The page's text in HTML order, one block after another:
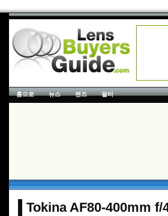
홈으로 뉴스 렌즈 필터
Tokina AF80-400mm f/